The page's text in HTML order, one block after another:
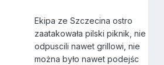
Ekipa ze Szczecina ostro
zaatakowała pilski piknik, nie
odpuscili nawet grillowi, nie
można było nawet podejśc